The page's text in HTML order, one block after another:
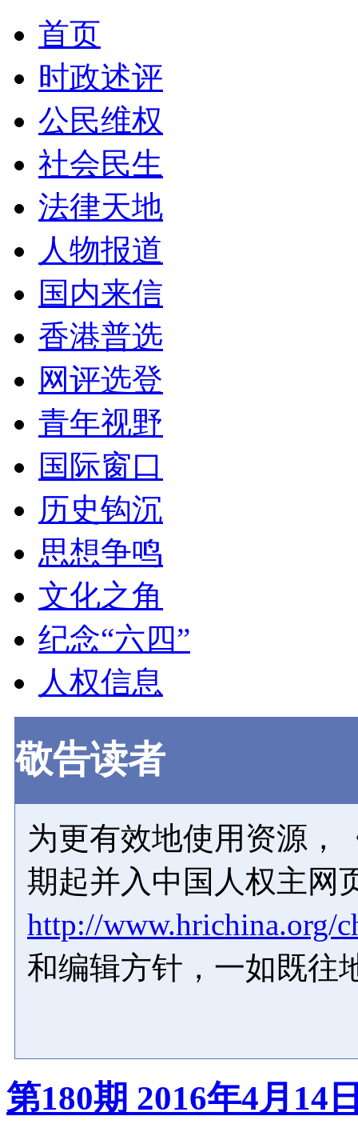
首页
时政述评
公民维权
社会民生
法律天地
人物报道
国内来信
香港普选
网评选登
青年视野
国际窗口
历史钩沉
思想争鸣
文化之角
纪念“六四”
人权信息
敬告读者
为更有效地使用资源，
期起并入中国人权主网
http://www.hrichina.org/
和编辑方针，一如既往
第180期 2016年4月14